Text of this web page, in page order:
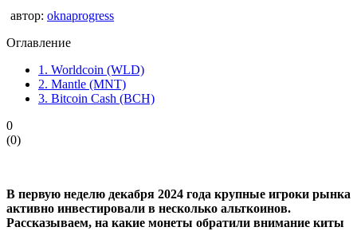
автор: oknaprogress
Оглавление
1. Worldcoin (WLD)
2. Mantle (MNT)
3. Bitcoin Cash (BCH)
0
(0)
В первую неделю декабря 2024 года крупные игроки рынка
активно инвестировали в несколько альткоинов.
Рассказываем, на какие монеты обратили внимание киты